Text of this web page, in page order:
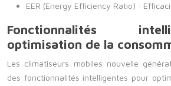
EER (Energy Efficiency Ratio) :
Fonctionnalités
optimisation de la
Les climatiseurs mobiles nouvelle
des fonctionnalités intelligentes pour